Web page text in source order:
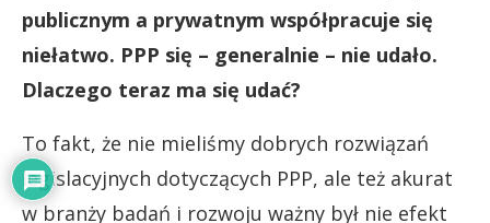
publicznym a prywatnym współpracuje się
niełatwo. PPP się – generalnie – nie udało.
Dlaczego teraz ma się udać?
To fakt, że nie mieliśmy dobrych rozwiązań
legislacyjnych dotyczących PPP, ale też akurat
w branży badań i rozwoju ważny był nie efekt